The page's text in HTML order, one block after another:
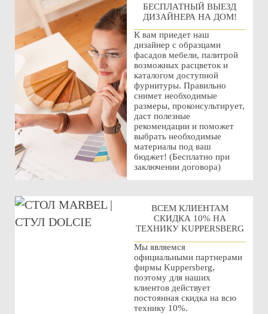
БЕСПЛАТНЫЙ ВЫЕЗД
ДИЗАЙНЕРА НА ДОМ!
К вам приедет наш
дизайнер с образцами
фасадов мебели, палитрой
возможных расцветок и
каталогом доступной
фурнитуры. Правильно
снимет необходимые
размеры, проконсультирует,
даст полезные
рекомендации и поможет
выбрать необходимые
материалы под ваш
бюджет! (Бесплатно при
заключении договора)
ВСЕМ КЛИЕНТАМ
СКИДКА 10% НА
ТЕХНИКУ KUPPERSBERG
Мы являемся
официальными партнерами
фирмы Kuppersberg,
поэтому для наших
клиентов действует
постоянная скидка на всю
технику 10%.